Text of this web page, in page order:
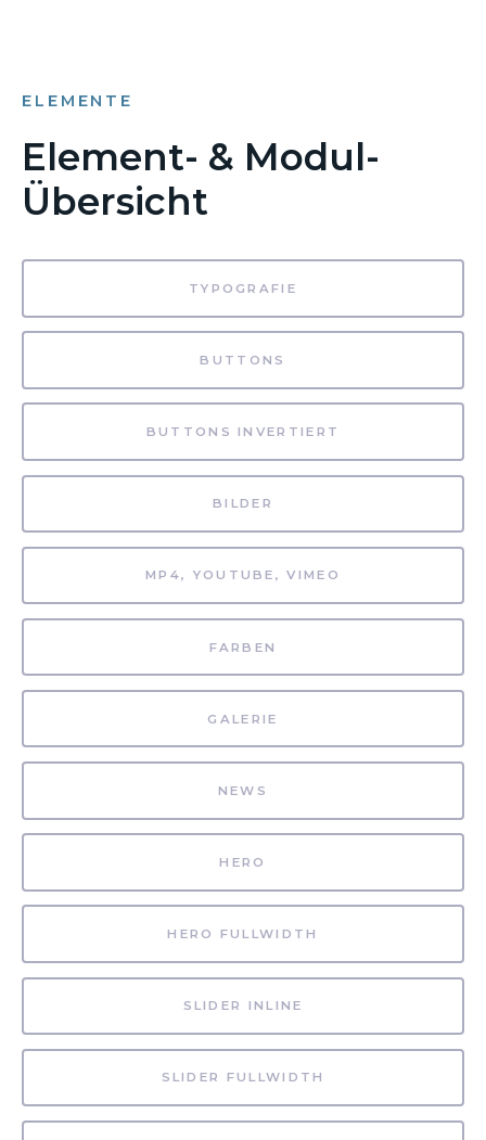
ELEMENTE
Element- & Modul-
Übersicht
TYPOGRAFIE
BUTTONS
BUTTONS INVERTIERT
BILDER
MP4, YOUTUBE, VIMEO
FARBEN
GALERIE
NEWS
HERO
HERO FULLWIDTH
SLIDER INLINE
SLIDER FULLWIDTH